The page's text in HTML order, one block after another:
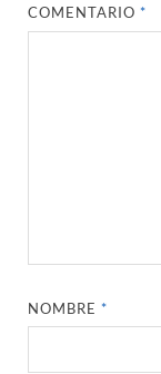
COMENTARIO*
NOMBRE*